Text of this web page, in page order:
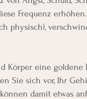
Frequenz
physisch),
Körper eine
Sie sich vor, Ihr
damit etwas